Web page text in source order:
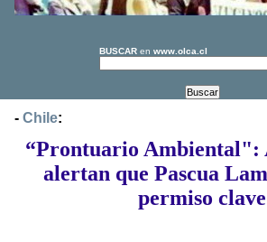
BUSCAR en www.olca.cl
- Chile:
“Prontuario Ambiental":
alertan que Pascua
permiso clave